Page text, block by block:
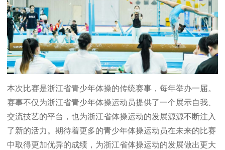
本次比赛是浙江省青少年体操的传统赛事，每年举办一届。
赛事不仅为浙江省青少年体操运动员提供了一个展示自我、
交流技艺的平台，也为浙江省体操运动的发展源源不断注入
了新的活力。期待着更多的青少年体操运动员在未来的比赛
中取得更加优异的成绩，为浙江省体操运动的发展做出更大